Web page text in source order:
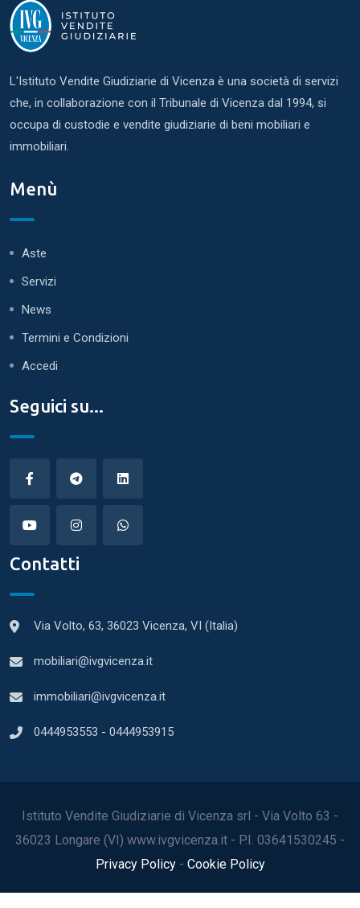
L'Istituto Vendite Giudiziarie di Vicenza è una società di servizi
che, in collaborazione con il Tribunale di Vicenza dal 1994, si
occupa di custodie e vendite giudiziarie di beni mobiliari e
immobiliari.
Menù
Aste
Servizi
News
Termini e Condizioni
Accedi
Seguici su...
Contatti
Via Volto, 63, 36023 Vicenza, VI (Italia)
mobiliari@ivgvicenza.it
immobiliari@ivgvicenza.it
0444953553 - 0444953915
Istituto Vendite Giudiziarie di Vicenza srl - Via Volto 63 -
36023 Longare (VI) www.ivgvicenza.it - P.I. 03641530245 -
Privacy Policy - Cookie Policy